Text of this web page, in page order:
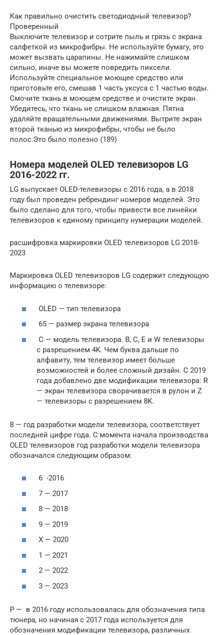
Как правильно очистить светодиодный телевизор?
Проверенный
Выключите телевизор и сотрите пыль и грязь с экрана
салфеткой из микрофибры. Не используйте бумагу, это
может вызвать царапины. Не нажимайте слишком
сильно, иначе вы можете повредить пиксели.
Используйте специальное моющее средство или
приготовьте его, смешав 1 часть уксуса с 1 частью воды.
Смочите ткань в моющем средстве и очистите экран.
Убедитесь, что ткань не слишком влажная. Пятна
удаляйте вращательными движениями. Вытрите экран
второй тканью из микрофибры, чтобы не было
полос.Это было полезно (189)
Номера моделей OLED телевизоров LG
2016-2022 гг.
LG выпускает OLED-телевизоры с 2016 года, а в 2018
году был проведен ребрендинг номеров моделей. Это
было сделано для того, чтобы привести все линейки
телевизоров к единому принципу нумерации моделей.
расшифровка маркировки OLED телевизоров LG 2018-
2023
Маркировка OLED телевизоров LG содержит следующую
информацию о телевизоре:
OLED — тип телевизора
65 — размер экрана телевизора
С — модель телевизора. B, C, E и W телевизоры
с разрешением 4K. Чем буква дальше по
алфавиту, тем телевизор имеет больше
возможностей и более сложный дизайн. C 2019
года добавлено две модификации телевизора: R
— экран телевизора сворачивается в рулон и Z
— телевизоры с разрешением 8K.
8 — год разработки модели телевизора, соответствует
последней цифре года. С момента начала производства
OLED телевизоров год разработки модели телевизора
обозначался следующим образом:
6 -2016
7 — 2017
8 — 2018
9 — 2019
Х — 2020
1 — 2021
2 — 2022
3 — 2023
P — в 2016 году использовалась для обозначения типа
тюнера, но начиная с 2017 года используется для
обозначения модификации телевизора, различных